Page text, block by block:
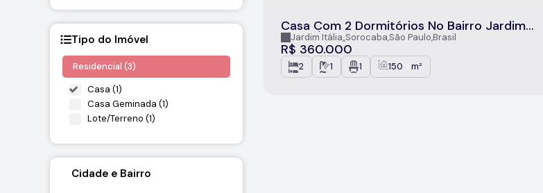
Tipo do Imóvel
Residencial (3)
Casa (1)
Casa Geminada (1)
Lote/Terreno (1)
Cidade e Bairro
Casa Com 2 Dormitórios No Bairro Jardim
Itália-Éden, Sorocaba/SP
R$ 360.000
Jardim Itália,Sorocaba,São Paulo,Brasil
2 1 1 150 m²